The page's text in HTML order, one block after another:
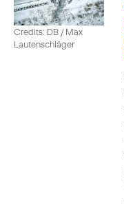
Credits: DB / Max
Lautenschläger